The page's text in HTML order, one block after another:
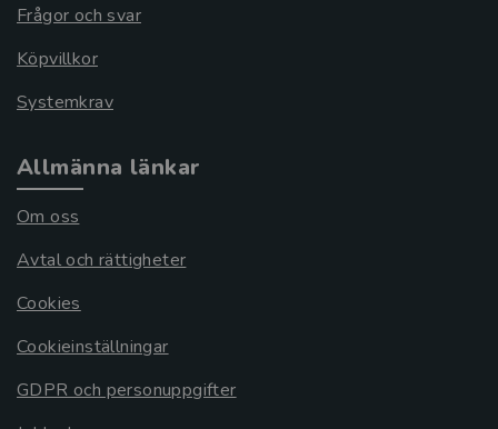
Frågor och svar
Köpvillkor
Systemkrav
Allmänna länkar
Om oss
Avtal och rättigheter
Cookies
Cookieinställningar
GDPR och personuppgifter